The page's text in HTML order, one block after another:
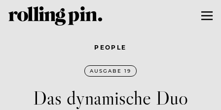
PEOPLE
AUSGABE 19
Das dynamische Duo